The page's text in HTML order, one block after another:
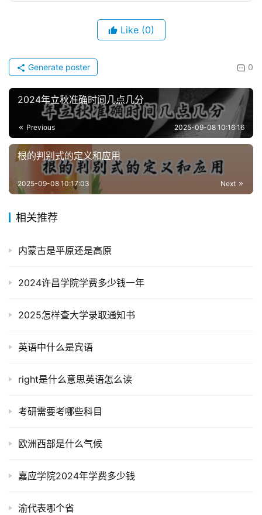
Like (0)
0
Generate poster
2024年立秋准确时间几点几分
Previous 2025-09-08 10:16:16
根的判别式的定义和应用
Next
2025-09-08 10:17:03
相关推荐
内蒙古是平原还是高原
2024许昌学院学费多少钱一年
2025怎样查大学录取通知书
英语中什么是宾语
right是什么意思英语怎么读
考研需要考哪些科目
欧洲西部是什么气候
嘉应学院2024年学费多少钱
渝代表哪个省